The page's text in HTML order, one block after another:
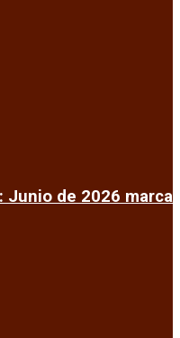
Junio de 2026 marca